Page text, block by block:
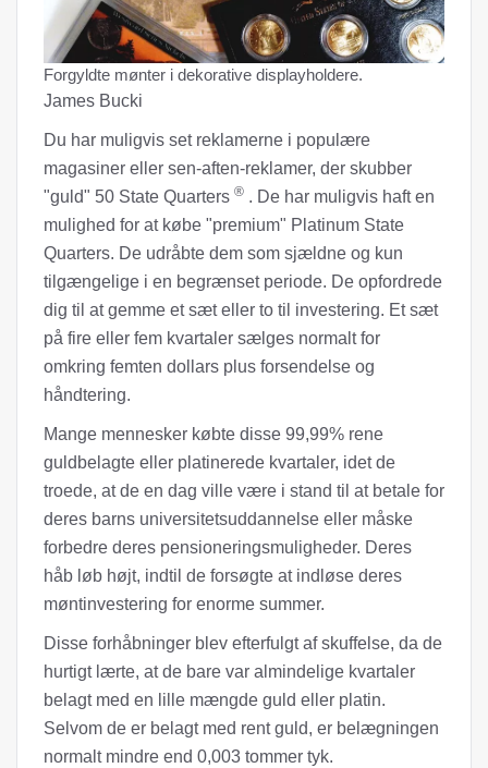
Forgyldte mønter i dekorative displayholdere.
James Bucki
Du har muligvis set reklamerne i populære
magasiner eller sen-aften-reklamer, der skubber
"guld" 50 State Quarters ® . De har muligvis haft en
mulighed for at købe "premium" Platinum State
Quarters. De udråbte dem som sjældne og kun
tilgængelige i en begrænset periode. De opfordrede
dig til at gemme et sæt eller to til investering. Et sæt
på fire eller fem kvartaler sælges normalt for
omkring femten dollars plus forsendelse og
håndtering.
Mange mennesker købte disse 99,99% rene
guldbelagte eller platinerede kvartaler, idet de
troede, at de en dag ville være i stand til at betale for
deres barns universitetsuddannelse eller måske
forbedre deres pensioneringsmuligheder. Deres
håb løb højt, indtil de forsøgte at indløse deres
møntinvestering for enorme summer.
Disse forhåbninger blev efterfulgt af skuffelse, da de
hurtigt lærte, at de bare var almindelige kvartaler
belagt med en lille mængde guld eller platin.
Selvom de er belagt med rent guld, er belægningen
normalt mindre end 0,003 tommer tyk.